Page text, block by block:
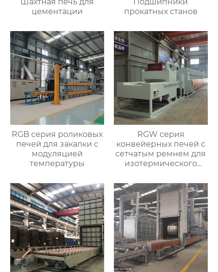
Шахтная печь для
цементации
Подшипники
прокатных станов
RGB серия роликовых
печей для закалки с
модуляцией
температуры
RGW серия
конвейерных печей с
сетчатым ремнем для
изотермического
непрерывном
процессе